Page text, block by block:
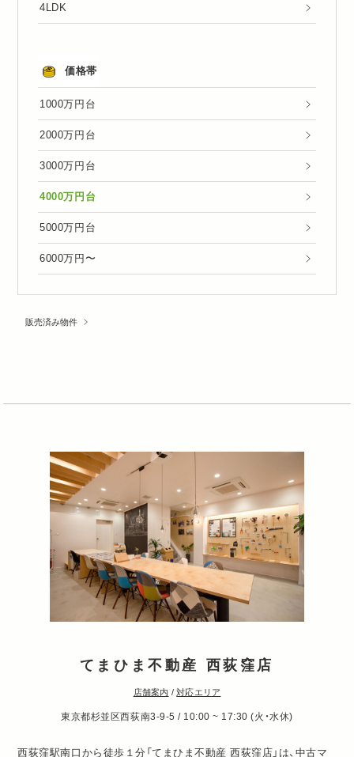
4LDK
価格帯
1000万円台
2000万円台
3000万円台
4000万円台
5000万円台
6000万円〜
販売済み物件
てまひま不動産 西荻窪店
店舗案内 /対応エリア
東京都杉並区西荻南3-9-5 / 10:00 ~ 17:30 (火・水休)
西荻窪駅南口から徒歩１分「てまひま不動産 西荻窪店」は、中古マ